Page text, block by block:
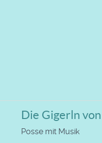
Die Gigerln
Posse mit Musik